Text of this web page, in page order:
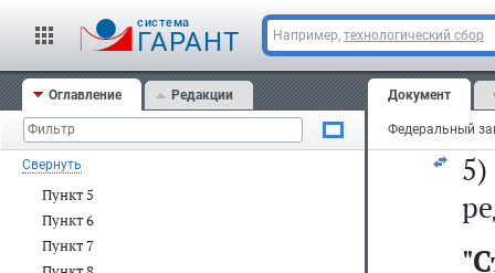
cистема
ГАРАНТ Например, технологический сбор
Оглавление Редакции
Свернуть
Статья 66
Статья 67
Пункт 1
Пункт 2
Пункт 3
Пункт 4
Пункт 5
Пункт 6
Пункт 7
Документ